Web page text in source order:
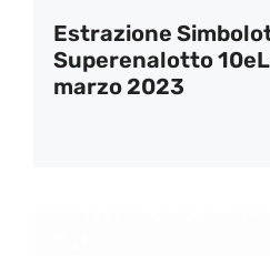
Estrazione
Superenalotto
marzo 2023